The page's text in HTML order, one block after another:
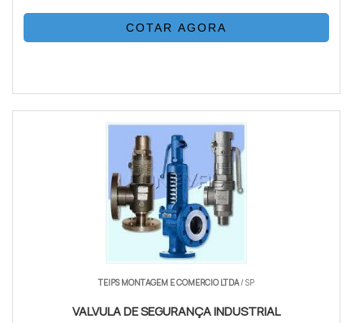
COTAR AGORA
TEIPS MONTAGEM E COMERCIO LTDA/ SP
VALVULA DE SEGURANÇA INDUSTRIAL